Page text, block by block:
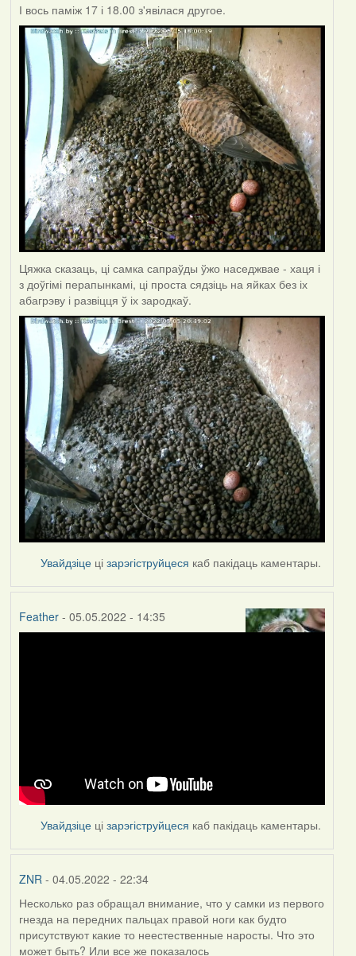
І вось паміж 17 і 18.00 з'явілася другое.
Цяжка сказаць, ці самка сапраўды ўжо наседжвае - хаця і
з доўгімі перапынкамі, ці проста сядзіць на яйках без іх
абагрэву і развіцця ў іх зародкаў.
Увайдзіце цізарэгіструйцеся каб пакідаць каментары.
Feather- 05.05.2022 - 14:35
Увайдзіце цізарэгіструйцеся каб пакідаць каментары.
ZNR - 04.05.2022 - 22:34
Несколько раз обращал внимание, что у самки из первого
гнезда на передних пальцах правой ноги как будто
присутствуют какие то неестественные наросты. Что это
может быть? Или все же показалось